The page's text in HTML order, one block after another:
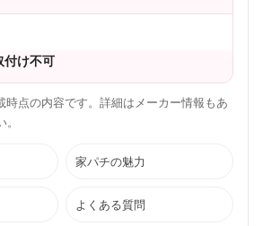
付け不可
時点の内容です。詳細はメーカー情報もあ
家パチの魅力
よくある質問